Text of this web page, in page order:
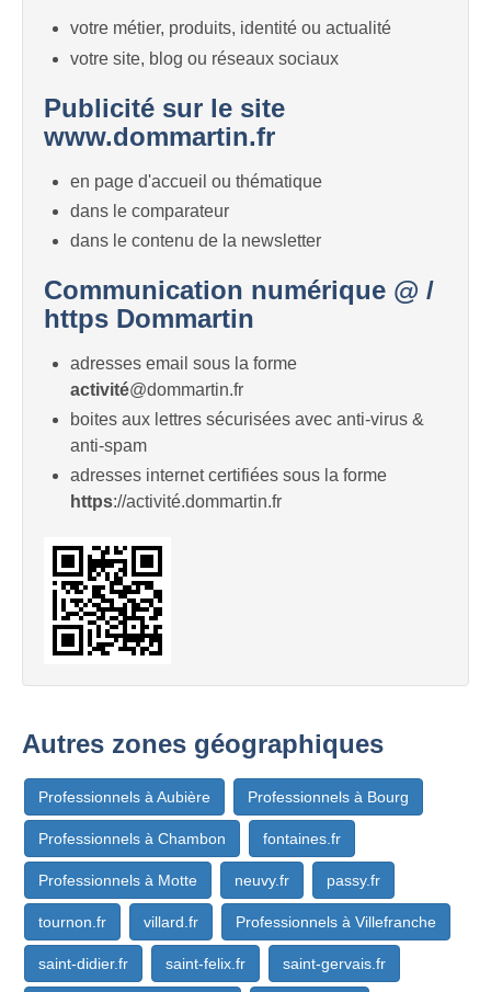
votre métier, produits, identité ou actualité
votre site, blog ou réseaux sociaux
Publicité sur le site
www.dommartin.fr
en page d'accueil ou thématique
dans le comparateur
dans le contenu de la newsletter
Communication numérique @ /
https Dommartin
adresses email sous la forme
activité@dommartin.fr
boites aux lettres sécurisées avec anti-virus &
anti-spam
adresses internet certifiées sous la forme
https://activité.dommartin.fr
Autres zones géographiques
Professionnels à Aubière Professionnels à Bourg
Professionnels à Chambon fontaines.fr
Professionnels à Motte neuvy.fr passy.fr
tournon.fr villard.fr Professionnels à Villefranche
saint-didier.fr saint-felix.fr saint-gervais.fr